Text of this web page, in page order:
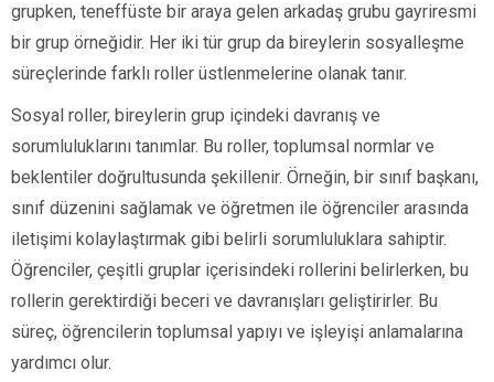
grupken, teneffüste bir araya gelen arkadaş grubu gayriresmi
bir grup örneğidir. Her iki tür grup da bireylerin sosyalleşme
süreçlerinde farklı roller üstlenmelerine olanak tanır.
Sosyal roller, bireylerin grup içindeki davranış ve
sorumluluklarını tanımlar. Bu roller, toplumsal normlar ve
beklentiler doğrultusunda şekillenir. Örneğin, bir sınıf başkanı,
sınıf düzenini sağlamak ve öğretmen ile öğrenciler arasında
iletişimi kolaylaştırmak gibi belirli sorumluluklara sahiptir.
Öğrenciler, çeşitli gruplar içerisindeki rollerini belirlerken, bu
rollerin gerektirdiği beceri ve davranışları geliştirirler. Bu
süreç, öğrencilerin toplumsal yapıyı ve işleyişi anlamalarına
yardımcı olur.